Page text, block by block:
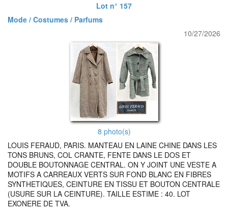
Lot n° 157
Mode / Costumes / Parfums
10/27/2026
8 photo(s)
LOUIS FERAUD, PARIS. MANTEAU EN LAINE CHINE DANS LES
TONS BRUNS, COL CRANTE, FENTE DANS LE DOS ET
DOUBLE BOUTONNAGE CENTRAL. ON Y JOINT UNE VESTE A
MOTIFS A CARREAUX VERTS SUR FOND BLANC EN FIBRES
SYNTHETIQUES, CEINTURE EN TISSU ET BOUTON CENTRALE
(USURE SUR LA CEINTURE). TAILLE ESTIME : 40. LOT
EXONERE DE TVA.